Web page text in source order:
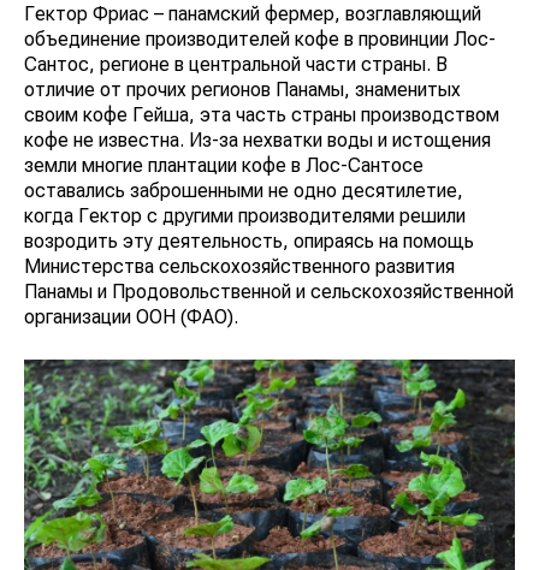
Гектор Фриас – панамский фермер, возглавляющий
объединение производителей кофе в провинции Лос-
Сантос, регионе в центральной части страны. В
отличие от прочих регионов Панамы, знаменитых
своим кофе Гейша, эта часть страны производством
кофе не известна. Из-за нехватки воды и истощения
земли многие плантации кофе в Лос-Сантосе
оставались заброшенными не одно десятилетие,
когда Гектор с другими производителями решили
возродить эту деятельность, опираясь на помощь
Министерства сельскохозяйственного развития
Панамы и Продовольственной и сельскохозяйственной
организации ООН (ФАО).